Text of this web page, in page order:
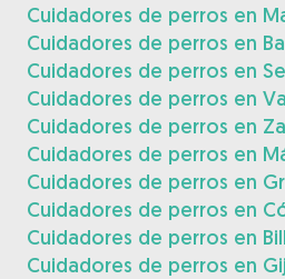
Cuidadores de perros en
Cuidadores de perros en
Cuidadores de perros en
Cuidadores de perros en
Cuidadores de perros en
Cuidadores de perros en
Cuidadores de perros en
Cuidadores de perros en
Cuidadores de perros en
Cuidadores de perros en